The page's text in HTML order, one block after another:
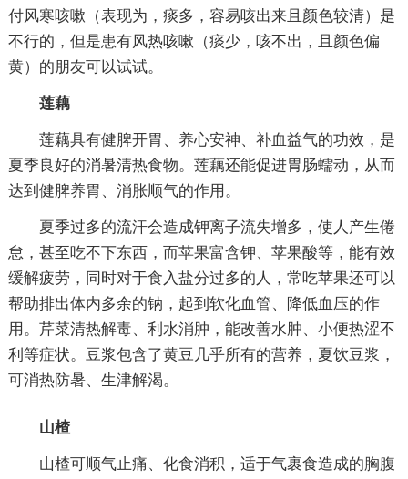
付风寒咳嗽（表现为，痰多，容易咳出来且颜色较清）是
不行的，但是患有风热咳嗽（痰少，咳不出，且颜色偏
黄）的朋友可以试试。
莲藕
莲藕具有健脾开胃、养心安神、补血益气的功效，是
夏季良好的消暑清热食物。莲藕还能促进胃肠蠕动，从而
达到健脾养胃、消胀顺气的作用。
夏季过多的流汗会造成钾离子流失增多，使人产生倦
怠，甚至吃不下东西，而苹果富含钾、苹果酸等，能有效
缓解疲劳，同时对于食入盐分过多的人，常吃苹果还可以
帮助排出体内多余的钠，起到软化血管、降低血压的作
用。芹菜清热解毒、利水消肿，能改善水肿、小便热涩不
利等症状。豆浆包含了黄豆几乎所有的营养，夏饮豆浆，
可消热防暑、生津解渴。
山楂
山楂可顺气止痛、化食消积，适于气裹食造成的胸腹